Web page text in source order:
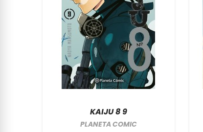
KAIJU 8 9
PLANETA COMIC